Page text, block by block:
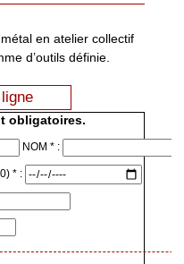
en atelier collectif
d’outils définie.
obligatoires.
NOM * :
* :